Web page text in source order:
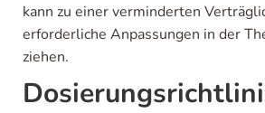
kann zu einer verminderten
erforderliche Anpassungen in der
ziehen.